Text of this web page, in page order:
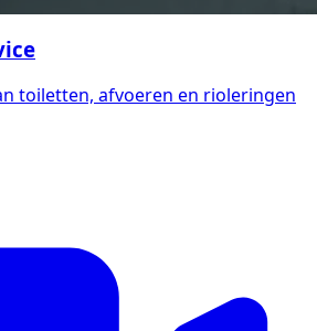
toiletten, afvoeren en rioleringen